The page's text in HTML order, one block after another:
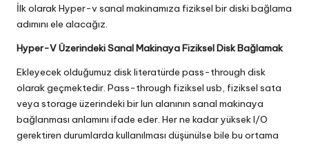
İlk olarak Hyper-v sanal makinamıza fiziksel bir diski bağlama
adımını ele alacağız.
Hyper-V Üzerindeki Sanal Makinaya Fiziksel Disk Bağlamak
Ekleyecek olduğumuz disk literatürde pass-through disk
olarak geçmektedir. Pass-through fiziksel usb, fiziksel sata
veya storage üzerindeki bir lun alanının sanal makinaya
bağlanması anlamını ifade eder. Her ne kadar yüksek I/O
gerektiren durumlarda kullanılması düşünülse bile bu ortama